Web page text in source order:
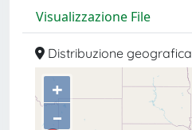
Visualizzazione File
Distribuzione geografica
+
–